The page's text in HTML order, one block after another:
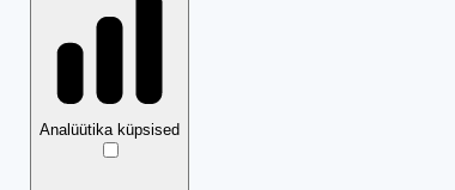
Analüütika küpsised